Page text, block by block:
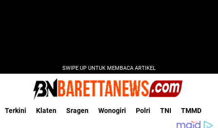
SWIPE UP UNTUK MEMBACA ARTIKEL
Terkini Klaten Sragen Wonogiri Polri TNI TMMD